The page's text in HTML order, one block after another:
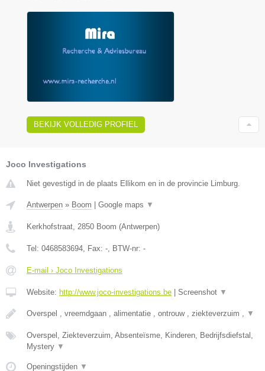
BEKIJK VOLLEDIG PROFIEL
Joco Investigations
Niet gevestigd in de plaats Ellikom en in de provincie Limburg.
Antwerpen » Boom Google maps ▼
Kerkhofstraat 2850 Boom (Antwerpen)
Tel: 0468583694 , Fax: - , BTW-nr: -
E-mail › Joco Investigations
Website: http://www.joco-investigations.be Screenshot ▼
Overspel , vreemdgaan , alimentatie , ontrouw , ziekteverzuim , ▼
Overspel, Ziekteverzuim, Absenteïsme, Kinderen, Bedrijfsdiefstal,
Mystery ▼
Openingstijden ▼